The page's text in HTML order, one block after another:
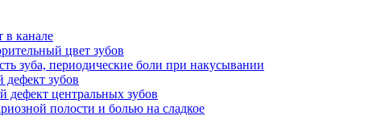
в канале
цвет зубов
зуба, периодические боли при накусывании
дефект зубов
дефект центральных зубов
полости и болью на сладкое